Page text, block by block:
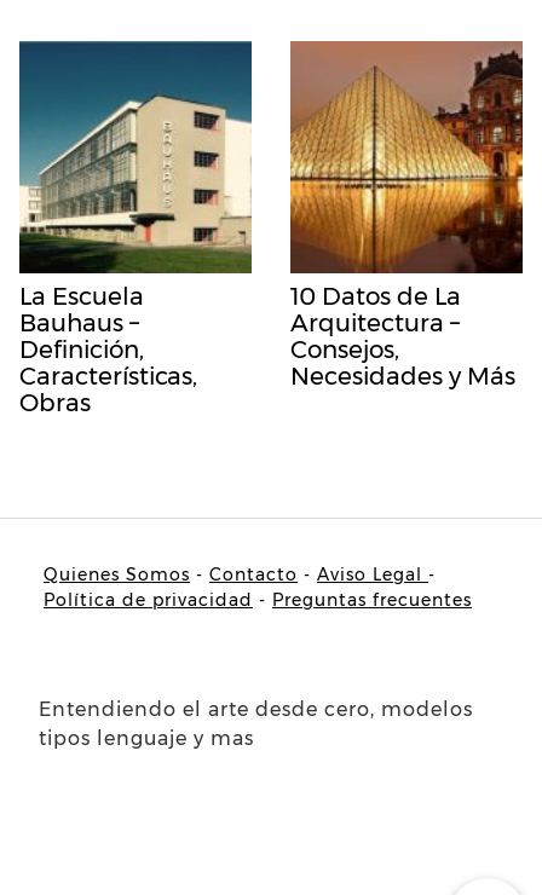
La Escuela
Bauhaus –
Definición,
Características,
Obras
10 Datos de La
Arquitectura –
Consejos,
Necesidades y Más
Quienes Somos - Contacto - Aviso Legal -
Política de privacidad - Preguntas frecuentes
Entendiendo el arte desde cero, modelos
tipos lenguaje y mas